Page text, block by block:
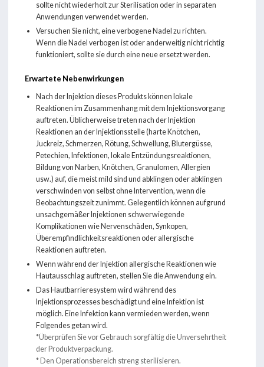
sollte nicht wiederholt zur Sterilisation oder in separaten
Anwendungen verwendet werden.
Versuchen Sie nicht, eine verbogene Nadel zu richten.
Wenn die Nadel verbogen ist oder anderweitig nicht richtig
funktioniert, sollte sie durch eine neue ersetzt werden.
Erwartete Nebenwirkungen
Nach der Injektion dieses Produkts können lokale
Reaktionen im Zusammenhang mit dem Injektionsvorgang
auftreten. Üblicherweise treten nach der Injektion
Reaktionen an der Injektionsstelle (harte Knötchen,
Juckreiz, Schmerzen, Rötung, Schwellung, Blutergüsse,
Petechien, Infektionen, lokale Entzündungsreaktionen,
Bildung von Narben, Knötchen, Granulomen, Allergien
usw.) auf, die meist mild sind und abklingen oder abklingen
verschwinden von selbst ohne Intervention, wenn die
Beobachtungszeit zunimmt. Gelegentlich können aufgrund
unsachgemäßer Injektionen schwerwiegende
Komplikationen wie Nervenschäden, Synkopen,
Überempfindlichkeitsreaktionen oder allergische
Reaktionen auftreten.
Wenn während der Injektion allergische Reaktionen wie
Hautausschlag auftreten, stellen Sie die Anwendung ein.
Das Hautbarrieresystem wird während des
Injektionsprozesses beschädigt und eine Infektion ist
möglich. Eine Infektion kann vermieden werden, wenn
Folgendes getan wird.
*Überprüfen Sie vor Gebrauch sorgfältig die Unversehrtheit
der Produktverpackung.
* Den Operationsbereich streng sterilisieren.